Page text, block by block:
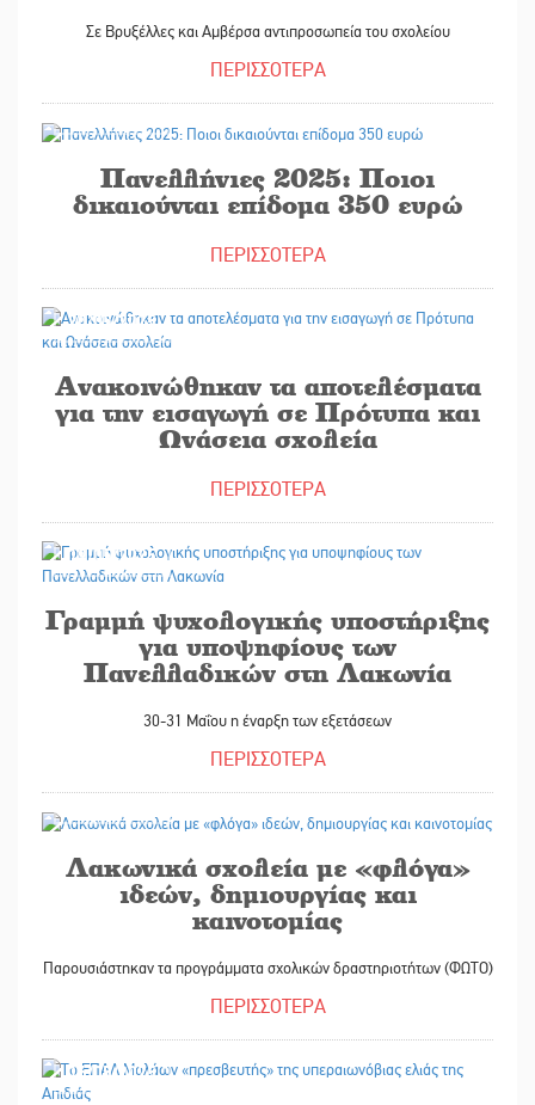
Σε Βρυξέλλες και Αμβέρσα αντιπροσωπεία του σχολείου
ΠΕΡΙΣΣΟΤΕΡΑ
Πανελλήνιες 2025: Ποιοι
δικαιούνται επίδομα 350 ευρώ
ΠΕΡΙΣΣΟΤΕΡΑ
20/05/2025
Ανακοινώθηκαν τα αποτελέσματα
για την εισαγωγή σε Πρότυπα και
Ωνάσεια σχολεία
ΠΕΡΙΣΣΟΤΕΡΑ
19/05/2025
Γραμμή ψυχολογικής υποστήριξης
για υποψηφίους των
Πανελλαδικών στη Λακωνία
30-31 Μαΐου η έναρξη των εξετάσεων
ΠΕΡΙΣΣΟΤΕΡΑ
Λακωνικά σχολεία με «φλόγα»
ιδεών, δημιουργίας και
καινοτομίας
Παρουσιάστηκαν τα προγράμματα σχολικών δραστηριοτήτων (ΦΩΤΟ)
ΠΕΡΙΣΣΟΤΕΡΑ
16/05/2025